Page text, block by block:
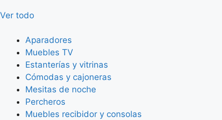
Ver todo
Aparadores
Muebles TV
Estanterías y vitrinas
Cómodas y cajoneras
Mesitas de noche
Percheros
Muebles recibidor y consolas